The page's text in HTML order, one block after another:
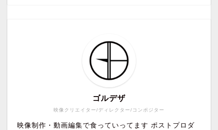
映像クリエイター/ディレクター/コンポジター
ゴルデザ
映像制作・動画編集で食っていってます ポストプロダ